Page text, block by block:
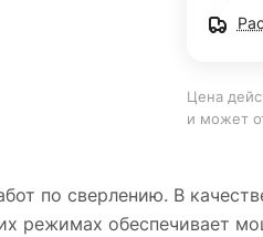
Цена
и может
по сверлению. В
режимах обеспечивает